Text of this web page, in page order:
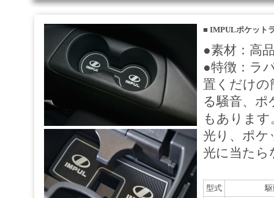
■ IMPULポケット
●素材：高
●特徴：ラ
置くだけの
る騒音、ポ
もありま
光り、ポケ
光に当たら
型式